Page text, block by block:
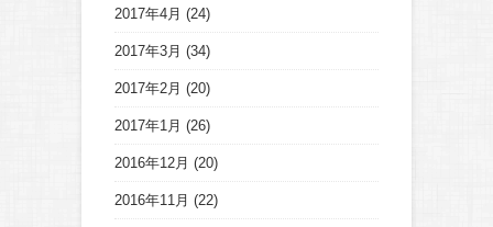
2017年4月 (24)
2017年3月 (34)
2017年2月 (20)
2017年1月 (26)
2016年12月 (20)
2016年11月 (22)